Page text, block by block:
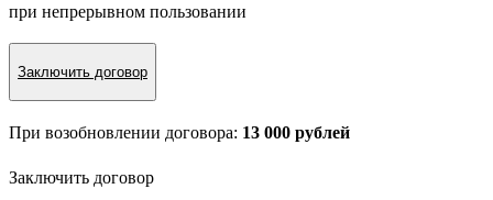
при непрерывном пользовании
Заключить договор
При возобновлении договора: 13 000 рублей
Заключить договор